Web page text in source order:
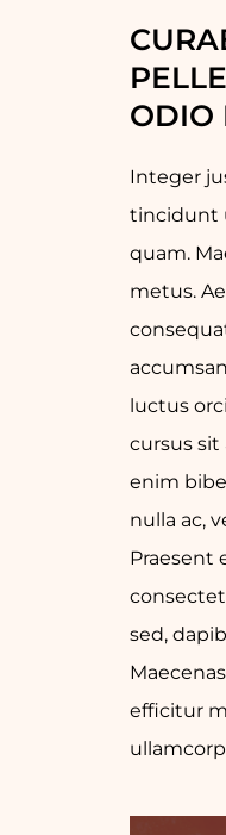
ODIO
Integer
tincidunt
quam.
metus.
luctus
cursus
enim
nulla ac,
Praesent
sed,
efficitur